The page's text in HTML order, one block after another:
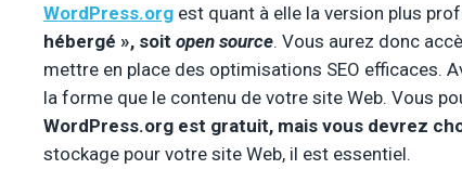
WordPress.org est quant à elle la version plus
hébergé », soit open source. Vous aurez donc
mettre en place des optimisations SEO efficaces.
la forme que le contenu de votre site Web. Vous
WordPress.org est gratuit, mais vous devrez
stockage pour votre site Web, il est essentiel.